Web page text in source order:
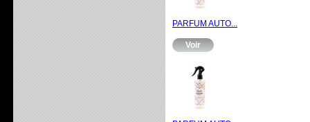
PARFUM AUTO...
Voir